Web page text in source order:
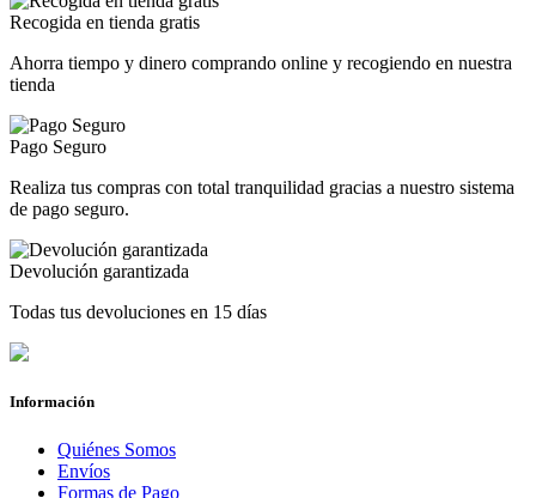
Recogida en tienda gratis
Ahorra tiempo y dinero comprando online y recogiendo en nuestra
tienda
Pago Seguro
Realiza tus compras con total tranquilidad gracias a nuestro sistema
de pago seguro.
Devolución garantizada
Todas tus devoluciones en 15 días
Información
Quiénes Somos
Envíos
Formas de Pago